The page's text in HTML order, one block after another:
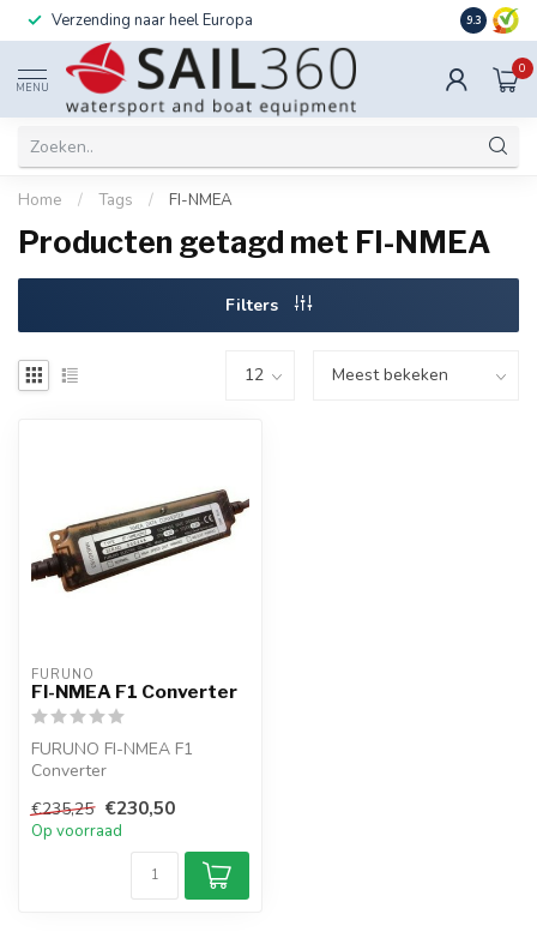
Verzending naar heel Europa Ook
9.3
MENU
0
Home / Tags / FI-NMEA
Producten getagd met FI-NMEA
Filters
FURUNO
FI-NMEA F1 Converter
FURUNO FI-NMEA F1
Converter
€235,25 €230,50
Op voorraad